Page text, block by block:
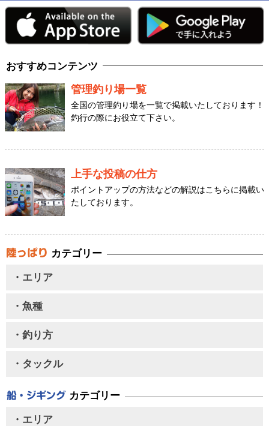
おすすめコンテンツ
管理釣り場一覧
全国の管理釣り場を一覧で掲載いたしております！
釣行の際にお役立て下さい。
上手な投稿の仕方
ポイントアップの方法などの解説はこちらに掲載い
たしております。
カテゴリー
・エリア
・魚種
・釣り方
・タックル
カテゴリー
・エリア